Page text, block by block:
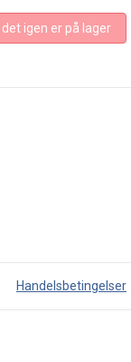
igen er på lager
Handelsbetingelser